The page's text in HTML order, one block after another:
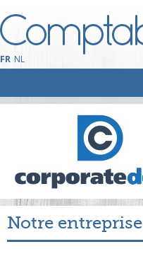
FR NL
Notre entreprise